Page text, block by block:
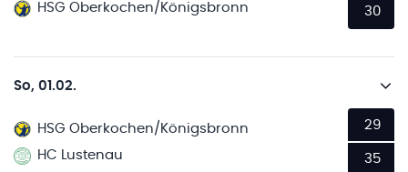
HSG Oberkochen/Königsbronn
30
So, 01.02.
HSG Oberkochen/Königsbronn
HC Lustenau
29
35